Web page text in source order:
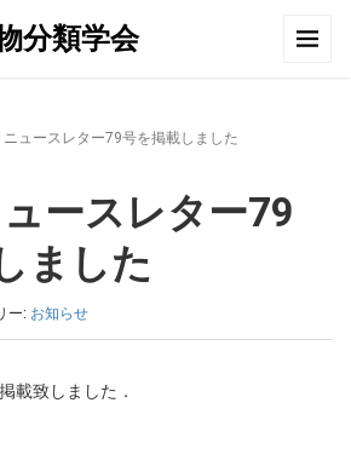
分類学会
ニュースレター79号を掲載しました
ースレター79
ました
ー: お知らせ
載致しました．